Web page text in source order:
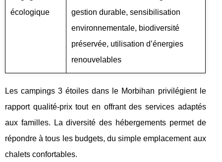
écologique
gestion durable, sensibilisation
environnementale, biodiversité
préservée, utilisation d’énergies
renouvelables
Les campings 3 étoiles dans le Morbihan privilégient le
rapport qualité-prix tout en offrant des services adaptés
aux familles. La diversité des hébergements permet de
répondre à tous les budgets, du simple emplacement aux
chalets confortables.